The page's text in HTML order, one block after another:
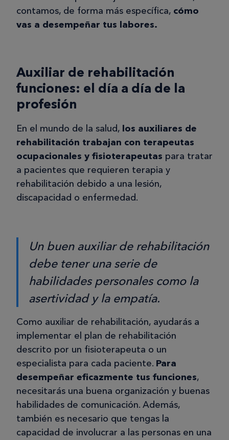
contamos, de forma más específica, cómo
vas a desempeñar tus labores.
Auxiliar de rehabilitación
funciones: el día a día de la
profesión
En el mundo de la salud, los auxiliares de
rehabilitación trabajan con terapeutas
ocupacionales y fisioterapeutas para tratar
a pacientes que requieren terapia y
rehabilitación debido a una lesión,
discapacidad o enfermedad.
Un buen auxiliar de rehabilitación
debe tener una serie de
habilidades personales como la
asertividad y la empatía.
Como auxiliar de rehabilitación, ayudarás a
implementar el plan de rehabilitación
descrito por un fisioterapeuta o un
especialista para cada paciente. Para
desempeñar eficazmente tus funciones,
necesitarás una buena organización y buenas
habilidades de comunicación. Además,
también es necesario que tengas la
capacidad de involucrar a las personas en una